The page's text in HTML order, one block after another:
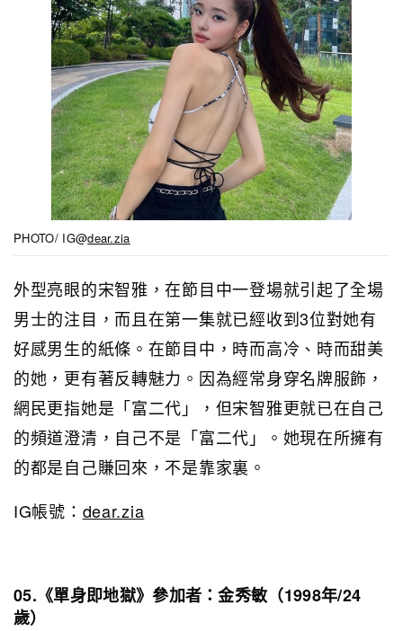
PHOTO/ IG@dear.zia
外型亮眼的宋智雅，在節目中一登場就引起了全場
男士的注目，而且在第一集就已經收到3位對她有
好感男生的紙條。在節目中，時而高冷、時而甜美
的她，更有著反轉魅力。因為經常身穿名牌服飾，
網民更指她是「富二代」，但宋智雅更就已在自己
的頻道澄清，自己不是「富二代」。她現在所擁有
的都是自己賺回來，不是靠家裏。
IG帳號： dear.zia
05.《單身即地獄》參加者：金秀敏（1998年/24
歲）